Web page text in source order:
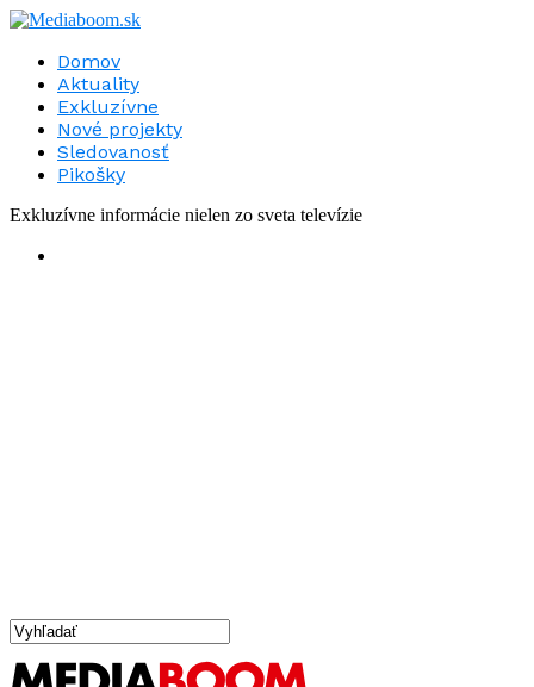
Domov
Aktuality
Exkluzívne
Nové projekty
Sledovanosť
Pikošky
Exkluzívne informácie nielen zo sveta televízie